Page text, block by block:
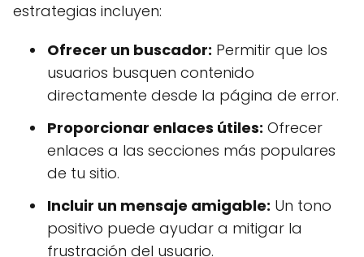
estrategias incluyen:
Ofrecer un buscador: Permitir que los
usuarios busquen contenido
directamente desde la página de error.
Proporcionar enlaces útiles: Ofrecer
enlaces a las secciones más populares
de tu sitio.
Incluir un mensaje amigable: Un tono
positivo puede ayudar a mitigar la
frustración del usuario.